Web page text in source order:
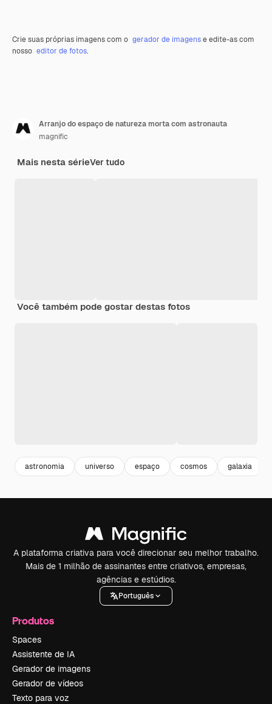
Crie suas próprias imagens com o gerador de imagense edite-as com
nosso editor de fotos.
Arranjo do espaço de natureza morta com astronauta
magnific
Mais nesta sérieVer tudo
Você também pode gostar destas fotos
astronomia universo espaço cosmos galaxia
A plataforma criativa para você direcionar seu melhor trabalho.
Mais de 1 milhão de assinantes entre criativos, empresas,
agências e estúdios.
Português
Produtos
Spaces
Assistente de IA
Gerador de imagens
Gerador de vídeos
Texto para voz